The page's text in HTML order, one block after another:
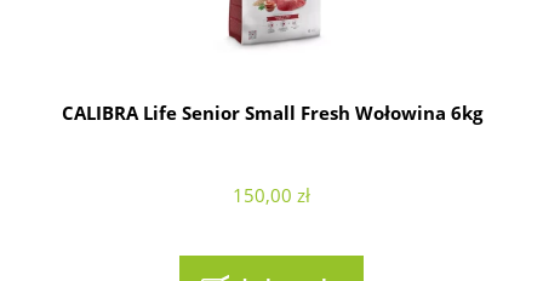
CALIBRA Life Senior Small Fresh Wołowina 6kg
150,00 zł